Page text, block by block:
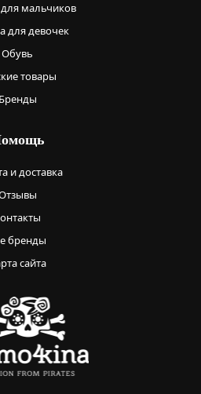
мальчиков
для девочек
Обувь
товары
Бренды
и доставка
бренды
сайта